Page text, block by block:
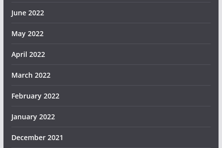
June 2022
May 2022
April 2022
March 2022
February 2022
January 2022
December 2021